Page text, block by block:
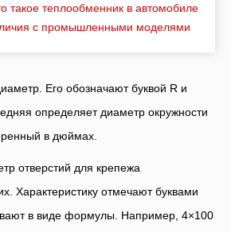
такое теплообменник в автомобиле
с промышленными моделями
Его обозначают буквой R и
определяет диаметр окружности
в дюймах.
отверстий для крепежа
Характеристику отмечают буквами
в виде формулы. Например, 4×100